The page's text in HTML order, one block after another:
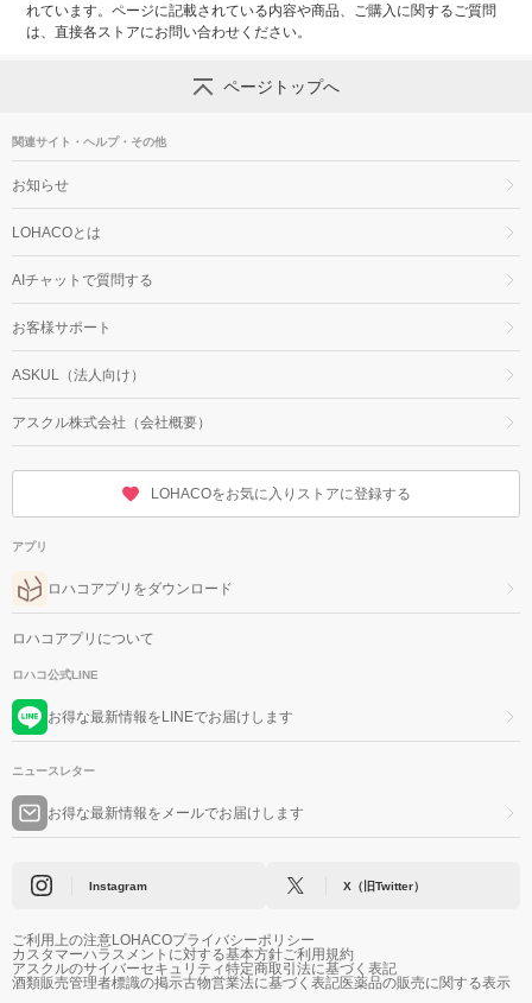
れています。ページに記載されている内容や商品、ご購入に関するご質問
は、直接各ストアにお問い合わせください。
ページトップへ
関連サイト・ヘルプ・その他
お知らせ
LOHACOとは
AIチャットで質問する
お客様サポート
ASKUL（法人向け）
アスクル株式会社（会社概要）
LOHACOをお気に入りストアに登録する
アプリ
ロハコアプリをダウンロード
ロハコアプリについて
ロハコ公式LINE
お得な最新情報をLINEでお届けします
ニュースレター
お得な最新情報をメールでお届けします
Instagram X（旧Twitter）
ご利用上の注意LOHACOプライバシーポリシー
カスタマーハラスメントに対する基本方針ご利用規約
アスクルのサイバーセキュリティ特定商取引法に基づく表記
酒類販売管理者標識の掲示古物営業法に基づく表記医薬品の販売に関する表示